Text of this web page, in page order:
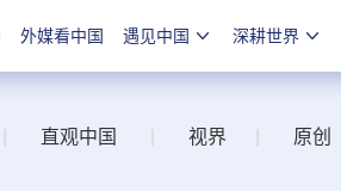
外媒看中国 遇见中国 深耕世界
直观中国 视界 原创